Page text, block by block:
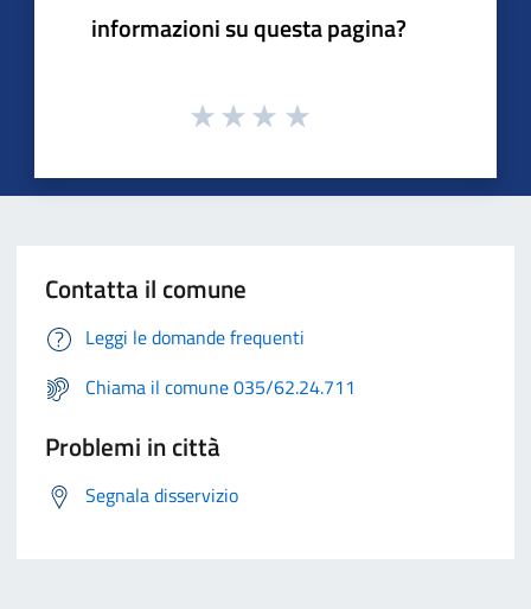
informazioni su questa pagina?
Contatta il comune
Leggi le domande frequenti
Chiama il comune 035/62.24.711
Problemi in città
Segnala disservizio